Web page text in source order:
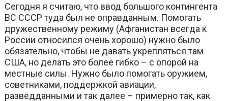
Сегодня я считаю, что ввод большого контингента
ВС СССР туда был не оправданным. Помогать
дружественному режиму (Афганистан всегда к
России относился очень хорошо) нужно было
обязательно, чтобы не давать укрепляться там
США, но делать это более гибко – с опорой на
местные силы. Нужно было помогать оружием,
советниками, поддержкой авиации,
разведданными и так далее – примерно так, как